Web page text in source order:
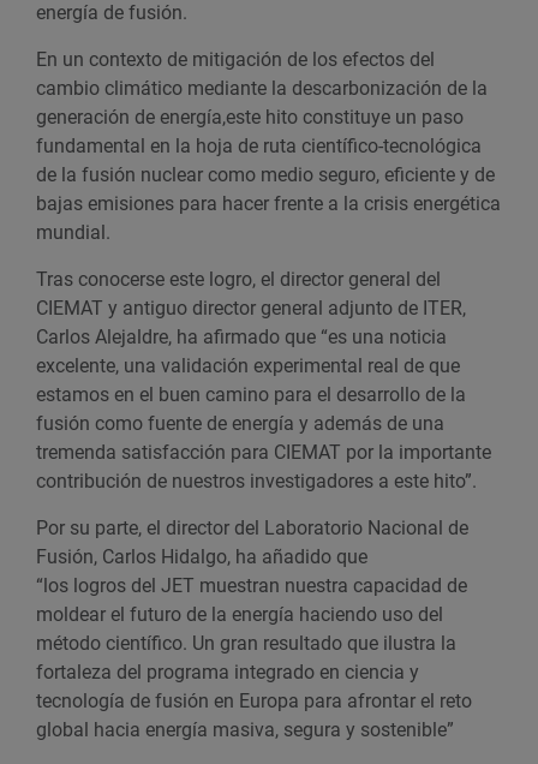
energía de fusión.
En un contexto de mitigación de los efectos del
cambio climático mediante la descarbonización de la
generación de energía,este hito constituye un paso
fundamental en la hoja de ruta científico-tecnológica
de la fusión nuclear como medio seguro, eficiente y de
bajas emisiones para hacer frente a la crisis energética
mundial.
Tras conocerse este logro, el director general del
CIEMAT y antiguo director general adjunto de ITER,
Carlos Alejaldre, ha afirmado que “es una noticia
excelente, una validación experimental real de que
estamos en el buen camino para el desarrollo de la
fusión como fuente de energía y además de una
tremenda satisfacción para CIEMAT por la importante
contribución de nuestros investigadores a este hito”.
Por su parte, el director del Laboratorio Nacional de
Fusión, Carlos Hidalgo, ha añadido que
“los logros del JET muestran nuestra capacidad de
moldear el futuro de la energía haciendo uso del
método científico. Un gran resultado que ilustra la
fortaleza del programa integrado en ciencia y
tecnología de fusión en Europa para afrontar el reto
global hacia energía masiva, segura y sostenible”